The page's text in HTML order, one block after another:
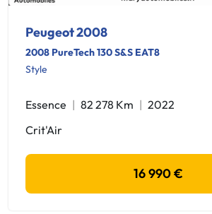
Peugeot 2008
2008 PureTech 130 S&S EAT8
Style
Essence 82 278 Km
2022
Crit'Air
16 990 €